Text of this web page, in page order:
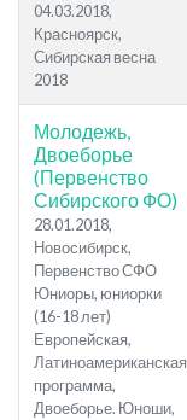
04.03.2018,
Красноярск,
Сибирская весна
2018
Молодежь,
Двоеборье
(Первенство
Сибирского ФО)
28.01.2018,
Новосибирск,
Первенство СФО
Юниоры, юниорки
(16-18 лет)
Европейская,
Латиноамериканская
программа,
Двоеборье. Юноши,